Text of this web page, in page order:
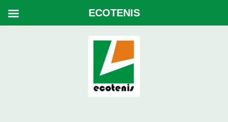
ECOTENIS